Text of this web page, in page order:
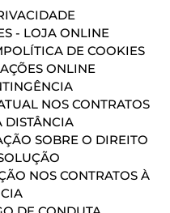
- LOJA ONLINE
POLÍTICA DE COOKIES
ONLINE
NOS CONTRATOS
DISTÂNCIA
SOBRE O DIREITO
NOS CONTRATOS À